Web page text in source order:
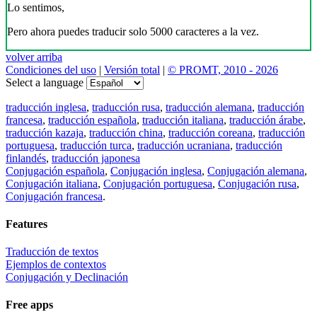
Lo sentimos,
Pero ahora puedes traducir solo 5000 caracteres a la vez.
volver arriba
Condiciones del uso | Versión total | © PROMT, 2010 - 2026
Select a language
traducción inglesa, traducción rusa, traducción alemana, traducción
francesa, traducción española, traducción italiana, traducción árabe,
traducción kazaja, traducción china, traducción coreana, traducción
portuguesa, traducción turca, traducción ucraniana, traducción
finlandés, traducción japonesa
Conjugación española, Conjugación inglesa, Conjugación alemana,
Conjugación italiana, Conjugación portuguesa, Conjugación rusa,
Conjugación francesa.
Features
Traducción de textos
Ejemplos de contextos
Conjugación y Declinación
Free apps